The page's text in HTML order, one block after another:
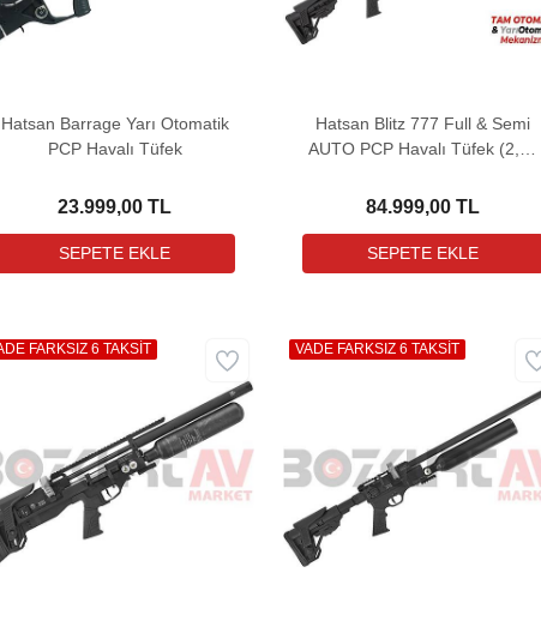
Hatsan Barrage Yarı Otomatik
PCP Havalı Tüfek
23.999,00 TL
Hatsan Blitz 777 Full & Semi
AUTO PCP Havalı Tüfek (2,67
84.999,00 TL
FARKSIZ 6 TAKSİT VADE FARKSIZ 6 TAKSİT